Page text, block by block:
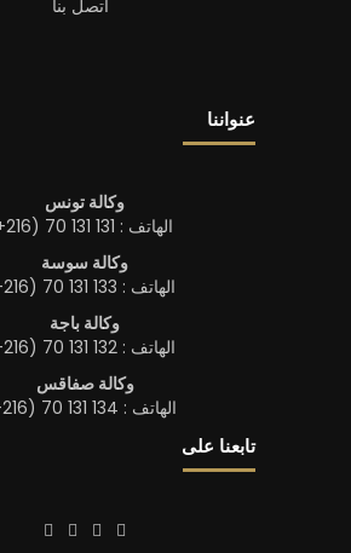
اتصل بنا
عنواننا
وكالة تونس
الهاتف : 131 131 70 (216+)
وكالة سوسة
الهاتف : 133 131 70 (216+)
وكالة باجة
الهاتف : 132 131 70 (216+)
وكالة صفاقس
الهاتف : 134 131 70 (216+)
تابعنا على